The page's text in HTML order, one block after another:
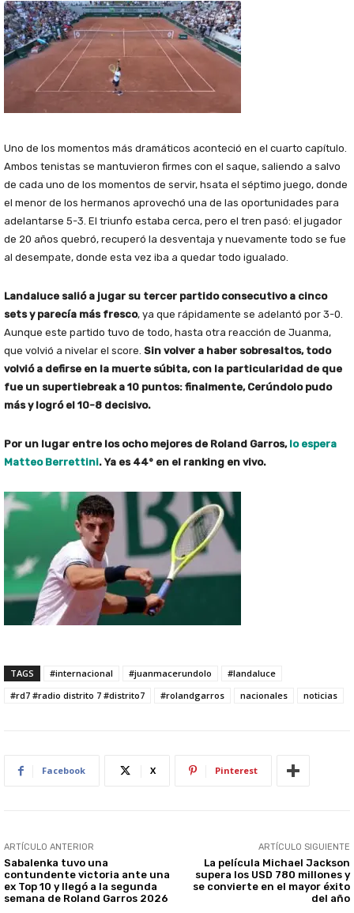
Uno de los momentos más dramáticos aconteció en el cuarto capítulo.
Ambos tenistas se mantuvieron firmes con el saque, saliendo a salvo
de cada uno de los momentos de servir, hsata el séptimo juego, donde
el menor de los hermanos aprovechó una de las oportunidades para
adelantarse 5-3. El triunfo estaba cerca, pero el tren pasó: el jugador
de 20 años quebró, recuperó la desventaja y nuevamente todo se fue
al desempate, donde esta vez iba a quedar todo igualado.
Landaluce salió a jugar su tercer partido consecutivo a cinco
sets y parecía más fresco, ya que rápidamente se adelantó por 3-0.
Aunque este partido tuvo de todo, hasta otra reacción de Juanma,
que volvió a nivelar el score. Sin volver a haber sobresaltos, todo
volvió a defirse en la muerte súbita, con la particularidad de que
fue un supertiebreak a 10 puntos: finalmente, Cerúndolo pudo
más y logró el 10-8 decisivo.
Por un lugar entre los ocho mejores de Roland Garros, lo espera
Matteo Berrettini. Ya es 44° en el ranking en vivo.
TAGS #internacional #juanmacerundolo
#landaluce
#rd7 #radio distrito 7 #distrito7
#rolandgarros nacionales noticias
Facebook X Pinterest
ARTÍCULO ANTERIOR
Sabalenka tuvo una
contundente victoria ante una
ex Top 10 y llegó a la segunda
semana de Roland Garros 2026
ARTÍCULO SIGUIENTE
La película Michael Jackson
supera los USD 780 millones y
se convierte en el mayor éxito
del año